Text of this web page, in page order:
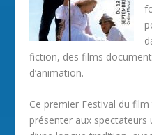
fiction, des films
d’animation.
Ce premier Festival du
présenter aux spectateurs